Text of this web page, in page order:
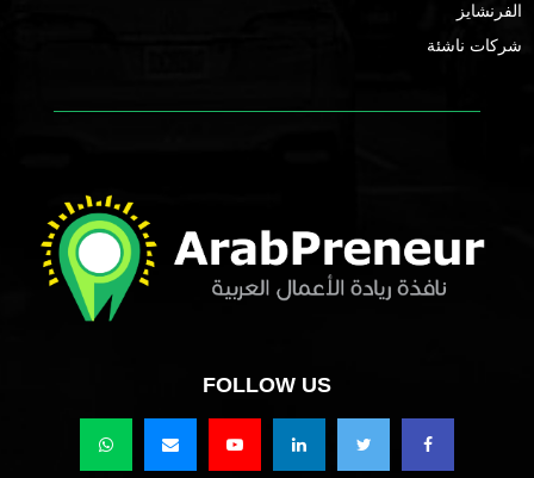
الفرنشايز
شركات ناشئة
FOLLOW US